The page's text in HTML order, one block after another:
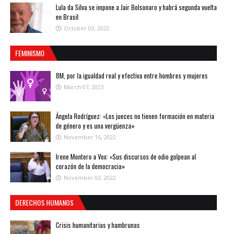
Lula da Silva se impone a Jair Bolsonaro y habrá segunda vuelta
en Brasil
October 03, 2022
FEMINISMO
8M, por la igualdad real y efectiva entre hombres y mujeres
March 07, 2023
Ángela Rodríguez: «Los jueces no tienen formación en materia
de género y es una vergüenza»
November 16, 2022
Irene Montero a Vox: «Sus discursos de odio golpean al
corazón de la democracia»
November 02, 2022
DERECHOS HUMANOS
Crisis humanitarias y hambrunas